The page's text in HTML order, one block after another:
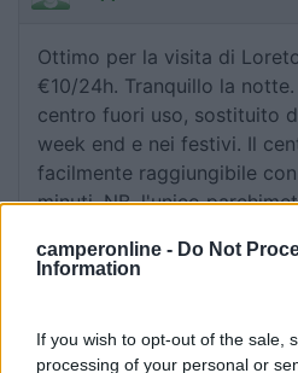
camperonline - Do Not
Information
If you wish to opt-out of the sale,
processing of your personal or
Ottimo per la visita di
€10/24h. Tranquillo la
centro fuori uso, sostituito
week end e nei festivi. Il
facilmente raggiungibile
minuti. NB, l'unico
pagare la tariffa camper è
igienici pubblici.
Servizi
Trasporti